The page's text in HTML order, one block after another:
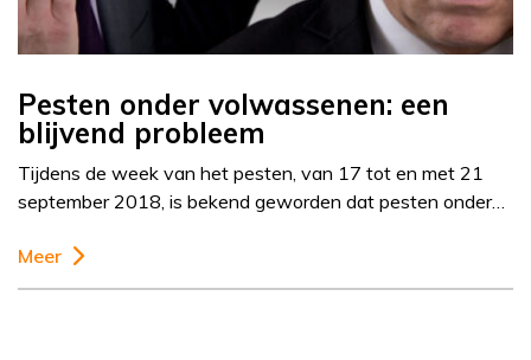
Pesten onder volwassenen: een
blijvend probleem
Tijdens de week van het pesten, van 17 tot en met 21
september 2018, is bekend geworden dat pesten onder…
Meer